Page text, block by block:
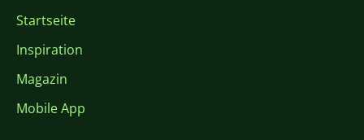
Startseite
Inspiration
Magazin
Mobile App